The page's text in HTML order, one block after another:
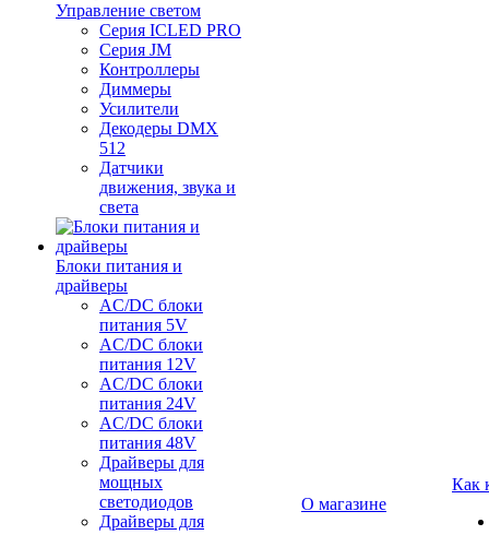
Управление светом
Серия ICLED PRO
Серия JM
Контроллеры
Диммеры
Усилители
Декодеры DMX
512
Датчики
движения, звука и
света
Блоки питания и
драйверы
AC/DC блоки
питания 5V
AC/DC блоки
питания 12V
AC/DC блоки
питания 24V
AC/DC блоки
питания 48V
Драйверы для
мощных
светодиодов
Драйверы для
О магазине
Как